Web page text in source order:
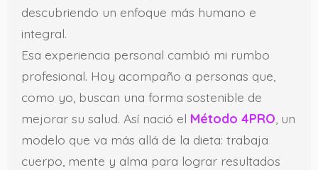
descubriendo un enfoque más humano e
integral.
Esa experiencia personal cambió mi rumbo
profesional. Hoy acompaño a personas que,
como yo, buscan una forma sostenible de
mejorar su salud. Así nació el Método 4PRO , un
modelo que va más allá de la dieta: trabaja
cuerpo, mente y alma para lograr resultados